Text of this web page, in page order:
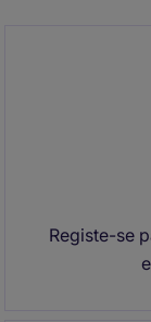
Registe-se